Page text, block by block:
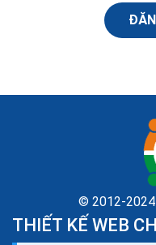
© 2012-2024
THIẾT KẾ WEB